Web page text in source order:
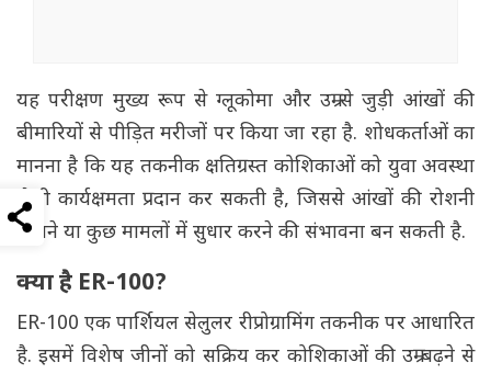
यह परीक्षण मुख्य रूप से ग्लूकोमा और उम्र से जुड़ी आंखों की
बीमारियों से पीड़ित मरीजों पर किया जा रहा है. शोधकर्ताओं का
मानना है कि यह तकनीक क्षतिग्रस्त कोशिकाओं को युवा अवस्था
जैसी कार्यक्षमता प्रदान कर सकती है, जिससे आंखों की रोशनी
बचाने या कुछ मामलों में सुधार करने की संभावना बन सकती है.
क्या है ER-100?
ER-100 एक पार्शियल सेलुलर रीप्रोग्रामिंग तकनीक पर आधारित
है. इसमें विशेष जीनों को सक्रिय कर कोशिकाओं की उम्र बढ़ने से